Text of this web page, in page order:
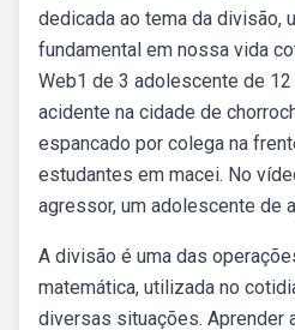
dedicada ao tema da divisão,
fundamental em nossa vida
Web1 de 3 adolescente de
acidente na cidade de
espancado por colega na
estudantes em macei. No
agressor, um adolescente de
A divisão é uma das
matemática, utilizada no
diversas situações. Aprender